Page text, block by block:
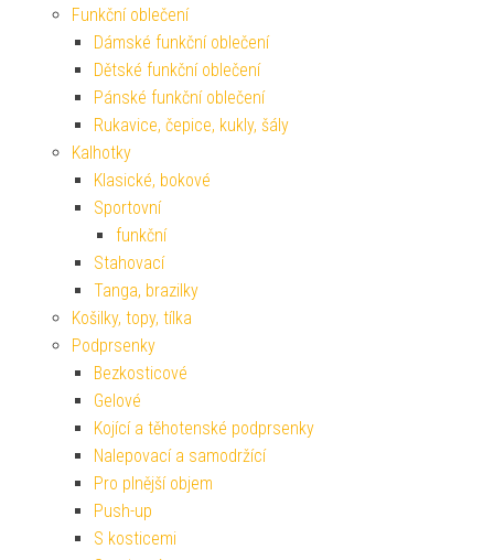
Funkční oblečení
Dámské funkční oblečení
Dětské funkční oblečení
Pánské funkční oblečení
Rukavice, čepice, kukly, šály
Kalhotky
Klasické, bokové
Sportovní
funkční
Stahovací
Tanga, brazilky
Košilky, topy, tílka
Podprsenky
Bezkosticové
Gelové
Kojící a těhotenské podprsenky
Nalepovací a samodržící
Pro plnější objem
Push-up
S kosticemi